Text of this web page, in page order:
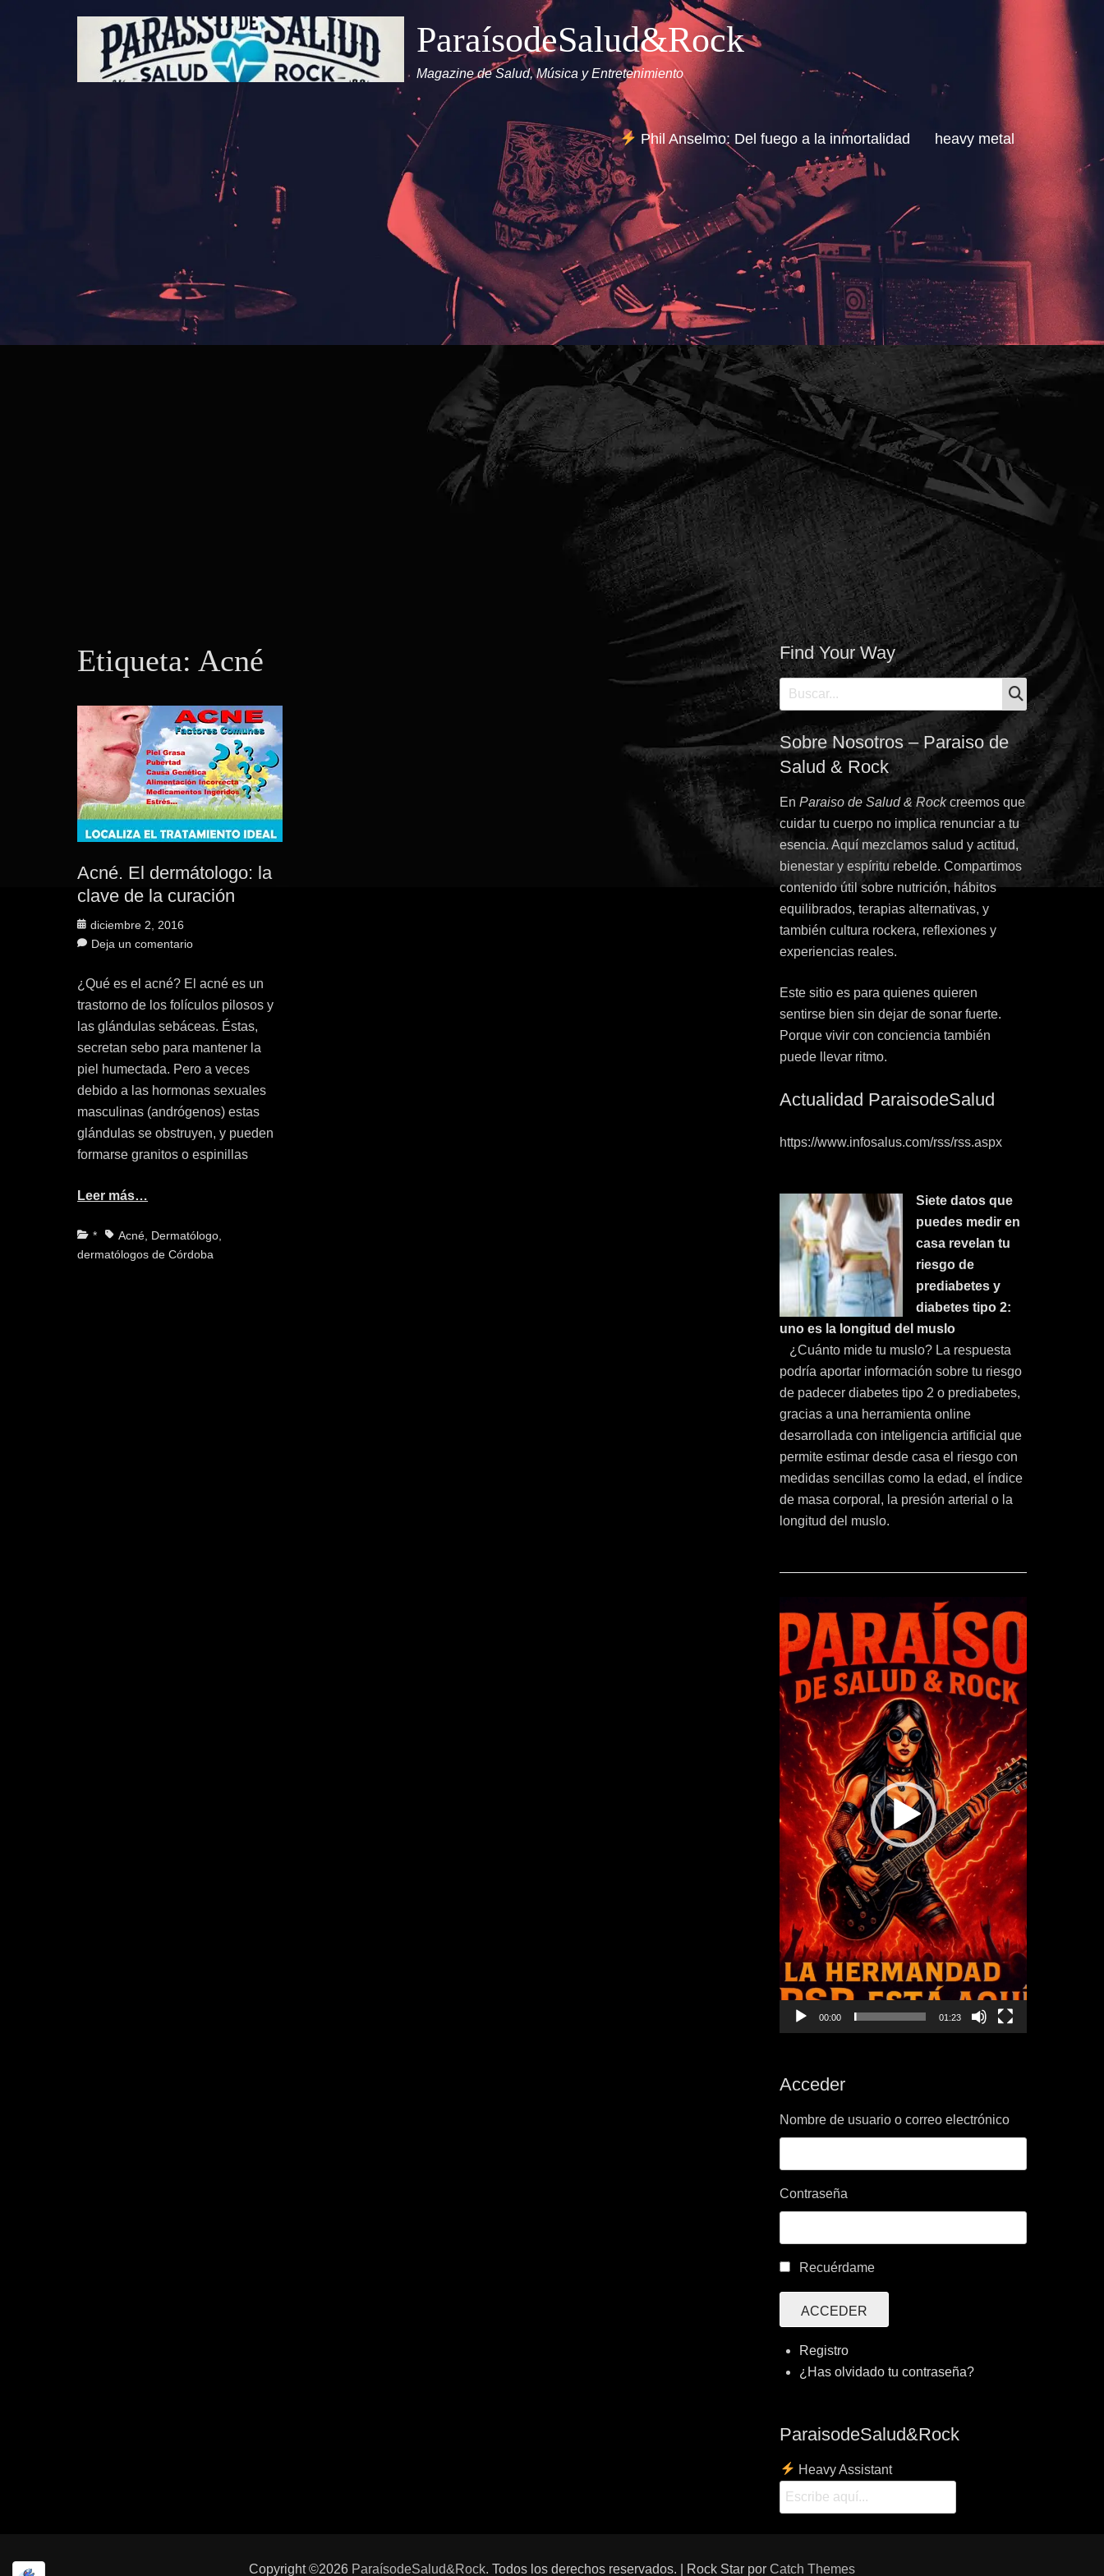
ParaísodeSalud&Rock
Magazine de Salud, Música y Entretenimiento
Phil Anselmo: Del fuego a la inmortalidad heavy metal
Etiqueta: Acné
Acné. El dermátologo: la
clave de la curación
Publicado
el
diciembre 2, 2016
Deja un comentario
¿Qué es el acné? El acné es un
trastorno de los folículos pilosos y
las glándulas sebáceas. Éstas,
secretan sebo para mantener la
piel humectada. Pero a veces
debido a las hormonas sexuales
masculinas (andrógenos) estas
glándulas se obstruyen, y pueden
formarse granitos o espinillas
Leer más…
Categorías
* Etiquetas
Acné Dermatólogo
dermatólogos de Córdoba
Find Your Way
Buscar:
Sobre Nosotros – Paraiso de
Salud & Rock
EnParaiso de Salud & Rockcreemos que
cuidar tu cuerpo no implica renunciar a tu
esencia. Aquí mezclamos salud y actitud,
bienestar y espíritu rebelde. Compartimos
contenido útil sobre nutrición, hábitos
equilibrados, terapias alternativas, y
también cultura rockera, reflexiones y
experiencias reales.
Este sitio es para quienes quieren
sentirse bien sin dejar de sonar fuerte.
Porque vivir con conciencia también
puede llevar ritmo.
Actualidad ParaisodeSalud
https://www.infosalus.com/rss/rss.aspx
Siete datos que
puedes medir en
casa revelan tu
riesgo de
prediabetes y
diabetes tipo 2:
uno es la longitud del muslo
¿Cuánto mide tu muslo? La respuesta
podría aportar información sobre tu riesgo
de padecer diabetes tipo 2 o prediabetes,
gracias a una herramienta online
desarrollada con inteligencia artificial que
permite estimar desde casa el riesgo con
medidas sencillas como la edad, el índice
de masa corporal, la presión arterial o la
longitud del muslo.
de
vídeo
00:00 01:23
Acceder
Nombre de usuario o correo electrónico
Contraseña
Recuérdame
ACCEDER
Registro
¿Has olvidado tu contraseña?
ParaisodeSalud&Rock
Heavy Assistant
Copyright ©2026 ParaísodeSalud&Rock. Todos los derechos reservados. | Rock Star por Catch Themes